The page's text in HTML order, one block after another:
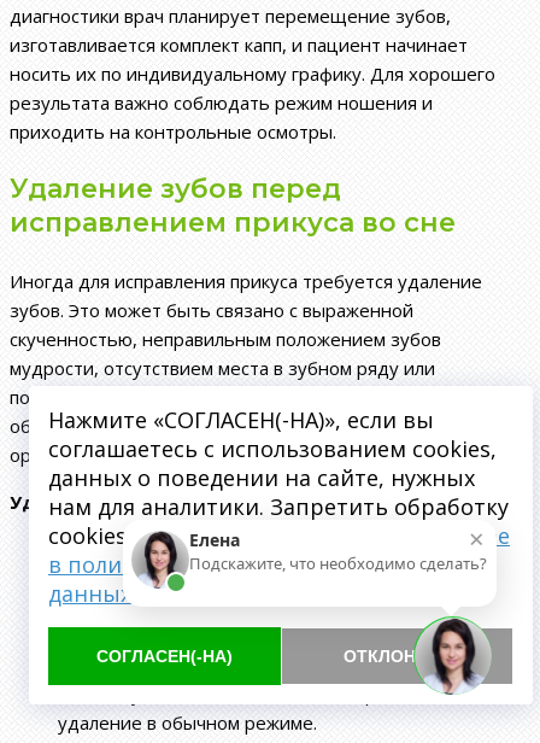
диагностики врач планирует перемещение зубов,
изготавливается комплект капп, и пациент начинает
носить их по индивидуальному графику. Для хорошего
результата важно соблюдать режим ношения и
приходить на контрольные осмотры.
Удаление зубов перед
исправлением прикуса во сне
Иногда для исправления прикуса требуется удаление
зубов. Это может быть связано с выраженной
скученностью, неправильным положением зубов
мудрости, отсутствием места в зубном ряду или
подготовкой к ортодонтическому перемещению. Решение
об удалении принимается только после диагностики и
ортодонтического расчета.
Удаление во сне может рассматриваться, если:
пациент сильно боится хирургического лечения;
нужно удалить несколько зубов за один прием;
зубы мудрости расположены сложно;
процедура может быть длительной;
есть выраженный рвотный рефлекс;
пациенту психологически тяжело проходить
удаление в обычном режиме.
Нажмите «СОГЛАСЕН(-НА)», если вы
соглашаетесь с использованием cookies,
данных о поведении на сайте, нужных
нам для аналитики. Запретить обработку
cookies можете через браузер.
Подробнее
в политике обработки персональных
данных
СОГЛАСЕН(-НА) ОТКЛОНИТЬ
×
Елена
Подскажите, что необходимо сделать?